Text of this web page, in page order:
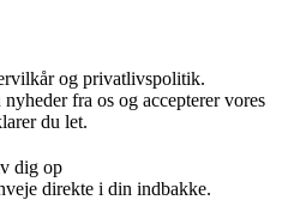
og privatlivspolitik.
fra os og accepterer vores
du let.
dig op
direkte i din indbakke.